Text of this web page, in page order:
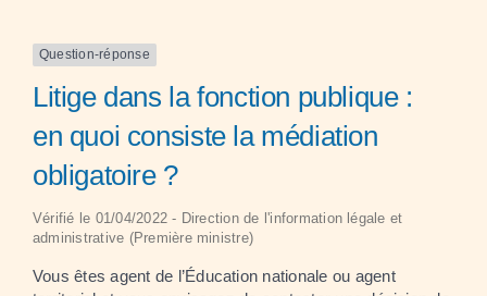
Question-réponse
Litige dans la fonction publique :
en quoi consiste la médiation
obligatoire ?
Vérifié le 01/04/2022 - Direction de l'information légale et
administrative (Première ministre)
Vous êtes agent de l’Éducation nationale ou agent